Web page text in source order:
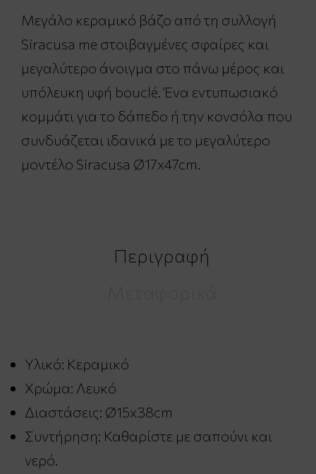
Μεγάλο κεραμικό βάζο από τη συλλογή
Siracusa me στοιβαγμένες σφαίρες και
μεγαλύτερο άνοιγμα στο πάνω μέρος και ​​
υπόλευκη υφή bouclé. Ένα εντυπωσιακό
κομμάτι για το δάπεδο ή την κονσόλα που
συνδυάζεται ιδανικά με το μεγαλύτερο
μοντέλο Siracusa Ø17x47cm.
Περιγραφή
Υλικό: Κεραμικό
Χρώμα: Λευκό
Διαστάσεις: Ø15x38cm
Συντήρηση: Καθαρίστε με σαπούνι και
νερό.